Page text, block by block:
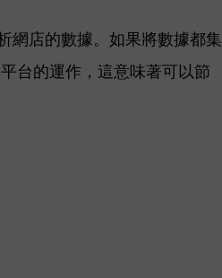
網店的數據。如果將數據都集
台的運作，這意味著可以節